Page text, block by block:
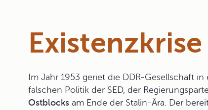
Existenzkrise
Im Jahr 1953 geriet die DDR-Gesellschaft in
falschen Politik der SED, der
Ostblocks am Ende der Stalin-Ära. Der